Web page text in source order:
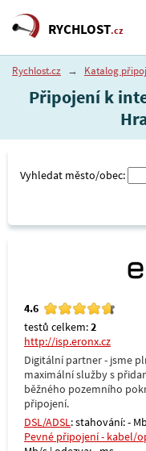
RYCHLOST.cz
Rychlost.cz → Katalog
Připojení k
Vyhledat město/obec:
4.6
testů celkem:2
http://isp.eronx.cz
Digitální partner - jsme
maximální služby s
běžného pozemního
připojení.
DSL/ADSL: stahování: -
Pevné připojení - kabel/